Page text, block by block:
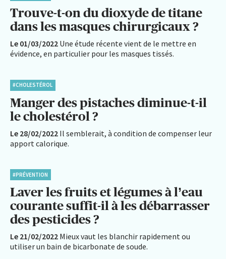
Trouve-t-on du dioxyde de titane
dans les masques chirurgicaux ?
Le 01/03/2022 Une étude récente vient de le mettre en
évidence, en particulier pour les masques tissés.
#CHOLESTÉROL
Manger des pistaches diminue-t-il
le cholestérol ?
Le 28/02/2022 Il semblerait, à condition de compenser leur
apport calorique.
#PRÉVENTION
Laver les fruits et légumes à l’eau
courante suffit-il à les débarrasser
des pesticides ?
Le 21/02/2022 Mieux vaut les blanchir rapidement ou
utiliser un bain de bicarbonate de soude.